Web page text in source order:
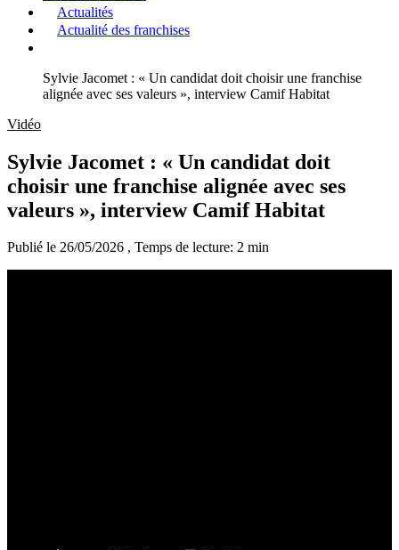
Actualités
Actualité des franchises
Sylvie Jacomet : « Un candidat doit choisir une franchise
alignée avec ses valeurs », interview Camif Habitat
Vidéo
Sylvie Jacomet : « Un candidat doit
choisir une franchise alignée avec ses
valeurs », interview Camif Habitat
Publié le 26/05/2026 , Temps de lecture: 2 min